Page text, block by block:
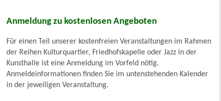
Anmeldung zu kostenlosen Angeboten
Für einen Teil unserer kostenfreien Veranstaltungen im Rahmen
der Reihen Kulturquartier, Friedhofskapelle oder Jazz in der
Kunsthalle ist eine Anmeldung im Vorfeld nötig.
Anmeldeinformationen finden Sie im untenstehenden Kalender
in der jeweiligen Veranstaltung.